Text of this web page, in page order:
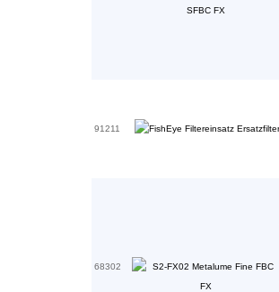
91211
68302